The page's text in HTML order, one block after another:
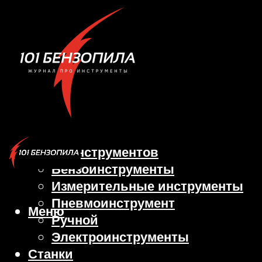
Виды инструментов
Бензоинструменты
Измерительные инструменты
Пневмоинструмент
Ручной
Электроинструменты
Станки
Меню